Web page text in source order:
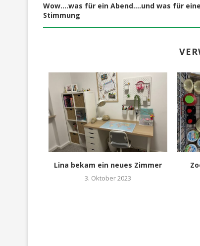
Wow….was für ein Abend….und was für eine
Stimmung
Lina bekam ein neues Zimmer
3. Oktober 2023